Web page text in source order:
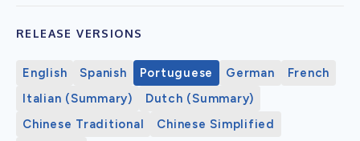
RELEASE VERSIONS
English Spanish Portuguese German
French
Italian (Summary)
Dutch (Summary)
Chinese Traditional
Chinese Simplified